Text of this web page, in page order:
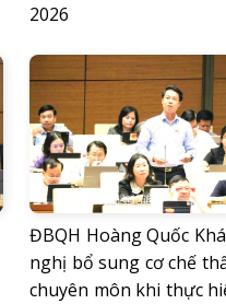
2026
ĐBQH Hoàng Quốc
nghị bổ sung cơ chế
chuyên môn khi thực